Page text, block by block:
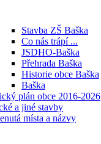
Stavba ZŠ Baška
Co nás trápí ...
JSDHO-Baška
Přehrada Baška
Historie obce Baška
Baška
plán obce 2016-2026
a jiné stavby
místa a názvy